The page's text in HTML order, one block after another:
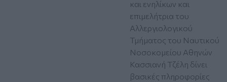
και ενηλίκων και
επιμελήτρια του
Αλλεργιολογικού
Τμήματος του Ναυτικού
Νοσοκομείου Αθηνών
Κασσιανή Τζέλη δίνει
βασικές πληροφορίες